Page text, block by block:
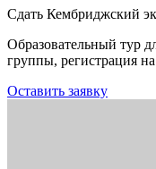
Сдать Кембриджский
Образовательный тур
группы, регистрация
Оставить заявку